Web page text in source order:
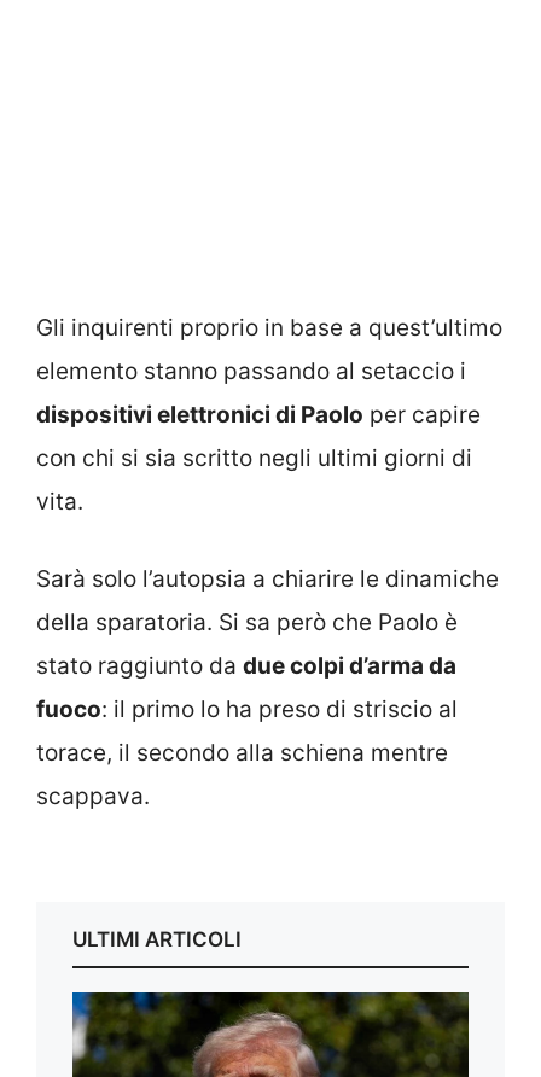
Gli inquirenti proprio in base a quest’ultimo
elemento stanno passando al setaccio i
dispositivi elettronici di Paolo per capire
con chi si sia scritto negli ultimi giorni di
vita.
Sarà solo l’autopsia a chiarire le dinamiche
della sparatoria. Si sa però che Paolo è
stato raggiunto da due colpi d’arma da
fuoco: il primo lo ha preso di striscio al
torace, il secondo alla schiena mentre
scappava.
ULTIMI ARTICOLI